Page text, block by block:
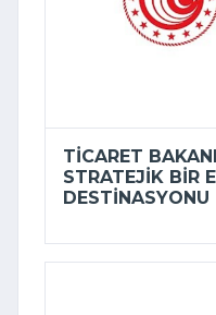
TICARET
STRATEJIK BIR
DESTINASYONU